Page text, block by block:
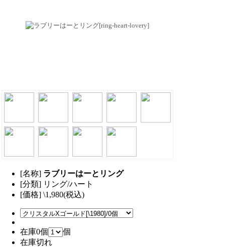
[名称] ラブリーはーとリング
[分類] リング/ハート
[価格] \1,980(税込)
在庫0個
個
在庫切れ